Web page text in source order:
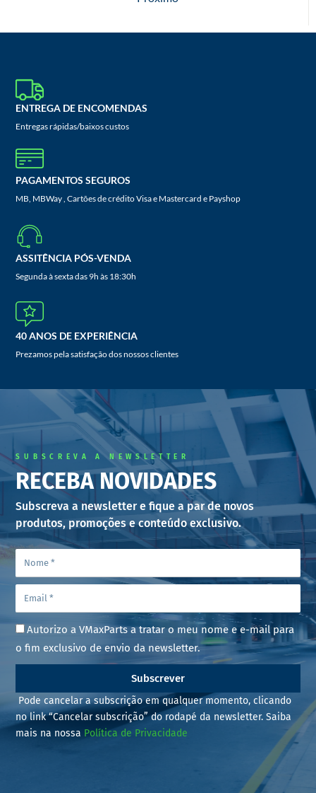
ENTREGA DE ENCOMENDAS
Entregas rápidas/baixos custos
PAGAMENTOS SEGUROS
MB, MBWay , Cartões de crédito Visa e Mastercard e Payshop
ASSITÊNCIA PÓS-VENDA
Segunda à sexta das 9h às 18:30h
40 ANOS DE EXPERIÊNCIA
Prezamos pela satisfação dos nossos clientes
SUBSCREVA A NEWSLETTER
RECEBA NOVIDADES
Subscreva a newsletter e fique a par de novos
produtos, promoções e conteúdo exclusivo.
Autorizo a VMaxParts a tratar o meu nome e e-mail para
o fim exclusivo de envio da newsletter.
Subscrever
Pode cancelar a subscrição em qualquer momento, clicando
no link “Cancelar subscrição” do rodapé da newsletter. Saiba
mais na nossa Política de Privacidade